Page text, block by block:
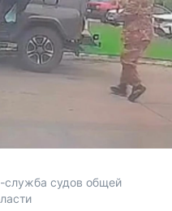
служба судов общей